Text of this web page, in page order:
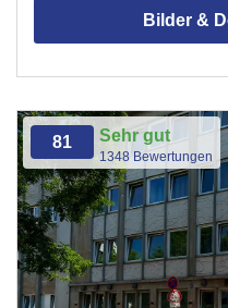
Bilder &
81 Sehr gut
1348 Bewertungen